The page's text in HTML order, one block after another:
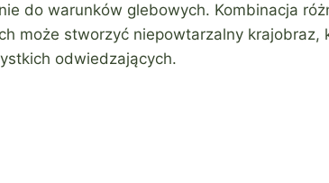
do warunków glebowych. Kombinacja
może stworzyć niepowtarzalny krajobraz,
odwiedzających.